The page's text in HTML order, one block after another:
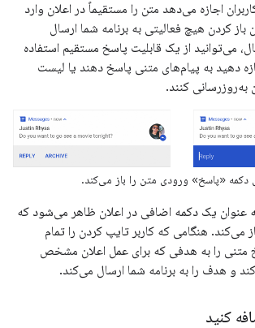
اجازه می‌دهد متن را مستقیماً در اعلان وارد
کردن هیچ فعالیتی به برنامه شما ارسال
می‌توانید از یک قابلیت پاسخ مستقیم استفاده
دهید به پیام‌های متنی پاسخ دهند یا لیست
به‌روزرسانی کنند.
«پاسخ» ورودی متن را باز می‌کند.
عنوان یک دکمه اضافی در اعلان ظاهر می‌شود که
می‌کند. هنگامی که کاربر تایپ کردن را تمام
متنی را به هدفی که برای عمل اعلان مشخص
و هدف را به برنامه شما ارسال می‌کند.
کنید